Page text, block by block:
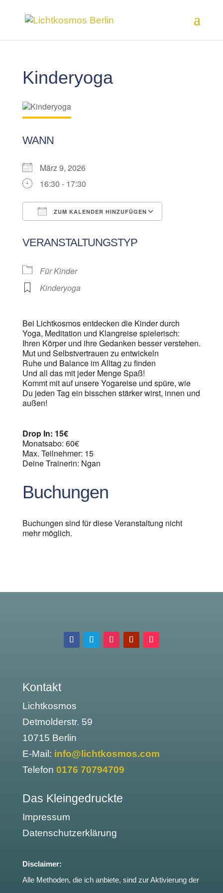
Kinderyoga
WANN
März 9, 2026
16:30 - 17:30
ZUM KALENDER HINZUFÜGEN
VERANSTALTUNGSTYP
Für Kinder
Kinderyoga
Bei Lichtkosmos entdecken die Kinder durch
Yoga, Meditation und Klangreise spielerisch:
Ihren Körper und ihre Gedanken besser verstehen.
Mut und Selbstvertrauen zu entwickeln
Ruhe und Balance im Alltag zu finden
Und all das mit jeder Menge Spaß!
Kommt mit auf unsere Yogareise und spüre, wie
Du jeden Tag ein bisschen stärker wirst, innen und
außen!
Drop In: 15€
Monatsabo: 60€
Max. Teilnehmer: 15
Deine Trainerin: Ngan
Buchungen
Buchungen sind für diese Veranstaltung nicht
mehr möglich.
Kontakt
Lichtkosmos
Detmolderstr. 59
10715 Berlin
E-Mail: info@lichtkosmos.com
Telefon 0176 70794709
Das Kleingedruckte
Impressum
Datenschutzerklärung
Disclaimer:
Alle Methoden, die ich anbiete, sind zur Aktivierung der